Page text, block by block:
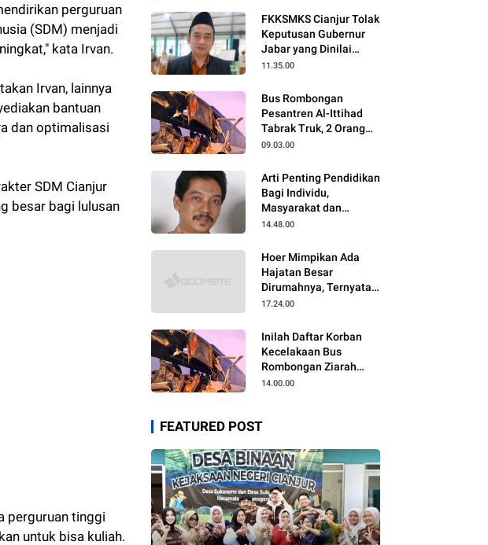
perguruan
(SDM) menjadi
kata Irvan.
Irvan, lainnya
bantuan
dan optimalisasi
SDM Cianjur
besar bagi lulusan
perguruan tinggi
untuk bisa kuliah.
FKKSMKS Cianjur Tolak
Keputusan Gubernur
Jabar yang Dinilai
Merugikan Sekolah
11.35.00
Bus Rombongan
Pesantren Al-Ittihad
Tabrak Truk, 2 Orang
Meninggal Dunia
09.03.00
Arti Penting Pendidikan
Bagi Individu,
Masyarakat dan
Negara
14.48.00
Hoer Mimpikan Ada
Hajatan Besar
Dirumahnya, Ternyata
Anaknya Pulang Dalam
17.24.00
Inilah Daftar Korban
Kecelakaan Bus
Rombongan Ziarah
Walisongo Pesantren
14.00.00
FEATURED POST